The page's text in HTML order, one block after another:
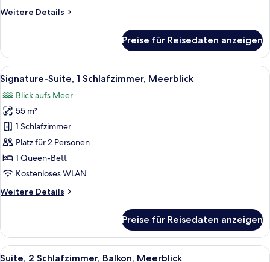
anzeigen
Weitere Details
Weitere
Suite,
Schlafzimmer,
eingeschränkter
Meerblick
Preise für Reisedaten anzeigen
Alle
Fotos
für
Signature-
Suite,
1
Schlafzimmer,
Meerblick
Ein modernes Hotelzimmer mit einer
5
Signature-Suite, 1 Schlafzimmer, Meerblick
Blick aufs Meer
55 m²
1 Schlafzimmer
Platz für 2 Personen
1 Queen-Bett
Kostenloses WLAN
Weitere Details
Weitere
Suite,
Schlafzimmer,
Preise für Reisedaten anzeigen
Alle
Ein modernes Wohnzimmer mit
5
Suite, 2 Schlafzimmer, Balkon, Meerblick